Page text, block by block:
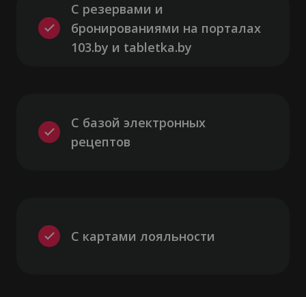
С резервами и
бронированиями на порталах
103.by и tabletka.by
С базой электронных
рецептов
С картами лояльности